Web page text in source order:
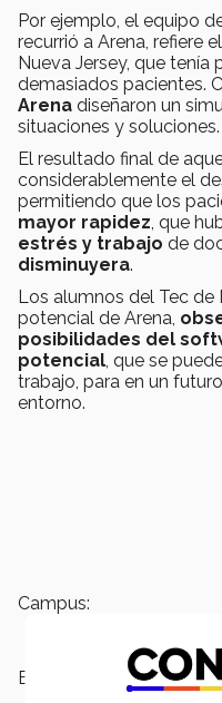
Por ejemplo, el equipo
recurrió a Arena, refiere
Nueva Jersey, que tenía
demasiados pacientes.
Arena diseñaron un
situaciones y soluciones.
El resultado final de
considerablemente el
permitiendo que los
mayor rapidez , que
estrés y trabajo de
disminuyera.
Los alumnos del Tec
potencial de Arena,
posibilidades del
potencial , que se
trabajo, para en un
entorno.
Campus:
Escuelas: